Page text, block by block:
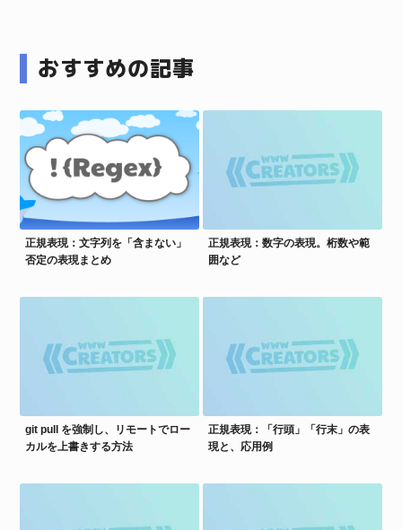
おすすめの記事
正規表現：文字列を「含まない」
否定の表現まとめ
正規表現：数字の表現。桁数や範
囲など
git pull を強制し、リモートでロー
カルを上書きする方法
正規表現：「行頭」「行末」の表
現と、応用例